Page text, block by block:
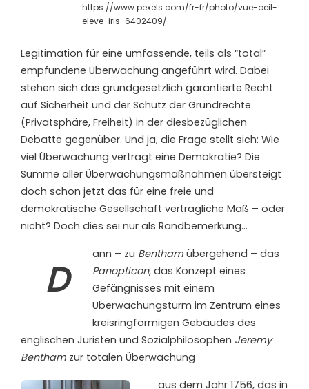
https://www.pexels.com/fr-fr/photo/vue-oeil-
eleve-iris-6402409/
Legitimation für eine umfassende, teils als “total”
empfundene Überwachung angeführt wird. Dabei
stehen sich das grundgesetzlich garantierte Recht
auf Sicherheit und der Schutz der Grundrechte
(Privatsphäre, Freiheit) in der diesbezüglichen
Debatte gegenüber. Und ja, die Frage stellt sich: Wie
viel Überwachung verträgt eine Demokratie? Die
Summe aller Überwachungsmaßnahmen übersteigt
doch schon jetzt das für eine freie und
demokratische Gesellschaft verträgliche Maß – oder
nicht? Doch dies sei nur als Randbemerkung…
D
ann – zu Bentham übergehend – das
Panopticon, das Konzept eines
Gefängnisses mit einem
Überwachungsturm im Zentrum eines
kreisringförmigen Gebäudes des
englischen Juristen und Sozialphilosophen Jeremy
Bentham zur totalen Überwachung
aus dem Jahr 1756, das in